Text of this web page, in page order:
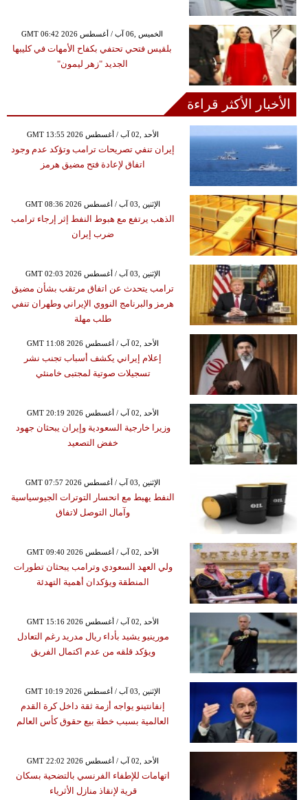
GMT 06:42 2026 الخميس ,06 آب / أغسطس
بلقيس فتحي تحتفي بكفاح الأمهات في كليبها
الجديد "زهر ليمون"
الأخبار الأكثر قراءة
GMT 13:55 2026 الأحد ,02 آب / أغسطس
إيران تنفي تصريحات ترامب وتؤكد عدم وجود
اتفاق لإعادة فتح مضيق هرمز
GMT 08:36 2026 الإثنين ,03 آب / أغسطس
الذهب يرتفع مع هبوط النفط إثر إرجاء ترامب
ضرب إيران
GMT 02:03 2026 الإثنين ,03 آب / أغسطس
ترامب يتحدث عن اتفاق مرتقب بشأن مضيق
هرمز والبرنامج النووي الإيراني وطهران تنفي
طلب مهلة
GMT 11:08 2026 الأحد ,02 آب / أغسطس
إعلام إيراني يكشف أسباب تجنب نشر
تسجيلات صوتية لمجتبى خامنئي
GMT 20:19 2026 الأحد ,02 آب / أغسطس
وزيرا خارجية السعودية وإيران يبحثان جهود
خفض التصعيد
GMT 07:57 2026 الإثنين ,03 آب / أغسطس
النفط يهبط مع انحسار التوترات الجيوسياسية
وآمال التوصل لاتفاق
GMT 09:40 2026 الأحد ,02 آب / أغسطس
ولي العهد السعودي وترامب يبحثان تطورات
المنطقة ويؤكدان أهمية التهدئة
GMT 15:16 2026 الأحد ,02 آب / أغسطس
مورينيو يشيد بأداء ريال مدريد رغم التعادل
ويؤكد قلقه من عدم اكتمال الفريق
GMT 10:19 2026 الإثنين ,03 آب / أغسطس
إنفانتينو يواجه أزمة ثقة داخل كرة القدم
العالمية بسبب خطة بيع حقوق كأس العالم
GMT 22:02 2026 الأحد ,02 آب / أغسطس
اتهامات للإطفاء الفرنسي بالتضحية بسكان
قرية لإنقاذ منازل الأثرياء